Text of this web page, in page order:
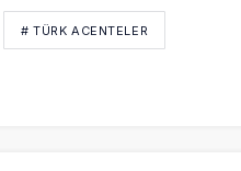
# TÜRK ACENTELER